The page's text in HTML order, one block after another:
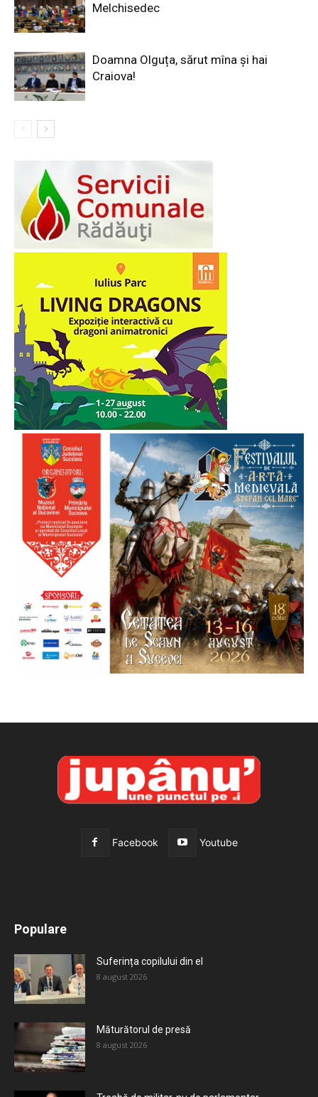
Melchisedec
Doamna Olguța, sărut mîna și hai
Craiova!
Facebook Youtube
Populare
Suferința copilului din el
8 august 2026
Măturătorul de presă
8 august 2026